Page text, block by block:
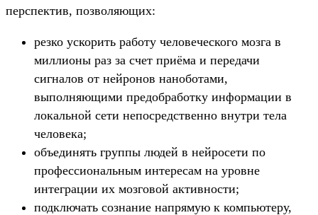
перспектив, позволяющих:
резко ускорить работу человеческого мозга в
миллионы раз за счет приёма и передачи
сигналов от нейронов наноботами,
выполняющими предобработку информации в
локальной сети непосредственно внутри тела
человека;
объединять группы людей в нейросети по
профессиональным интересам на уровне
интеграции их мозговой активности;
подключать сознание напрямую к компьютеру,